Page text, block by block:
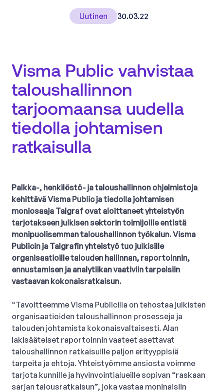
Uutinen 30.03.22
Visma Public vahvistaa
taloushallinnon
tarjoomaansa uudella
tiedolla johtamisen
ratkaisulla
Palkka-, henkilöstö- ja taloushallinnon ohjelmistoja
kehittävä Visma Public ja tiedolla johtamisen
moniosaaja Talgraf ovat aloittaneet yhteistyön
tarjotakseen julkisen sektorin toimijoille entistä
monipuolisemman taloushallinnon työkalun. Visma
Publicin ja Talgrafin yhteistyö tuo julkisille
organisaatioille talouden hallinnan, raportoinnin,
ennustamisen ja analytiikan vaativiin tarpeisiin
vastaavan kokonaisratkaisun.
“Tavoitteemme Visma Publicilla on tehostaa julkisten
organisaatioiden taloushallinnon prosesseja ja
talouden johtamista kokonaisvaltaisesti. Alan
lakisääteiset raportoinnin vaateet asettavat
taloushallinnon ratkaisuille paljon erityyppisiä
tarpeita ja ehtoja. Yhteistyömme ansiosta voimme
tarjota kunnille ja hyvinvointialueille sopivan “raskaan
sarjan talousratkaisun”, joka vastaa moninaisiin